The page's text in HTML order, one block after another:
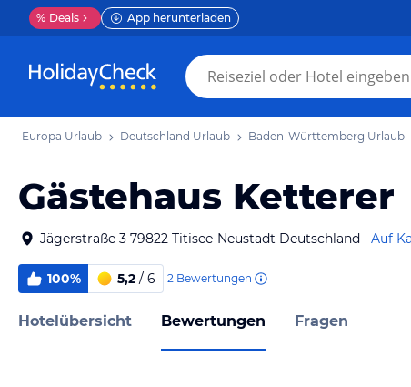
% Deals App herunterladen
Europa Urlaub Deutschland Urlaub Baden-Württemberg Urlaub
Gästehaus Ketterer
Jägerstraße 3 79822 Titisee-Neustadt Deutschland Auf
100% 5,2 / 6 2 Bewertungen
Hotelübersicht Bewertungen Fragen